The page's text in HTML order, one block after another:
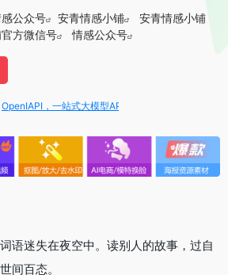
公众号 安青情感小铺
安青情感小铺
方微信号 情感公众号
，一站式大模型API聚合平台
语迷失在夜空中。读别人的故事，过自
间百态。